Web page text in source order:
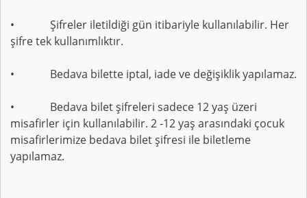
• Şifreler iletildiği gün itibariyle kullanılabilir. Her
şifre tek kullanımlıktır.
• Bedava bilette iptal, iade ve değişiklik yapılamaz.
• Bedava bilet şifreleri sadece 12 yaş üzeri
misafirler için kullanılabilir. 2 -12 yaş arasındaki çocuk
misafirlerimize bedava bilet şifresi ile biletleme
yapılamaz.